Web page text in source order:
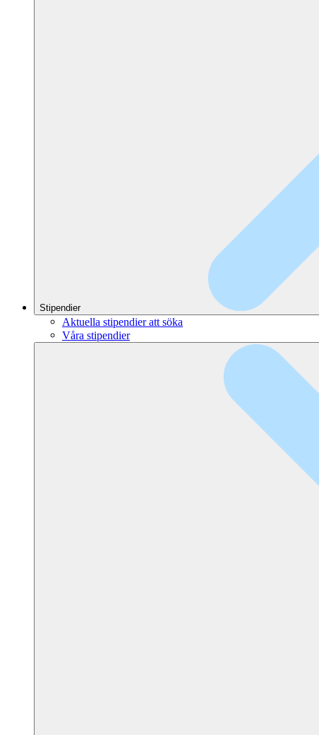
Stipendier
Aktuella stipendier att söka
Våra stipendier